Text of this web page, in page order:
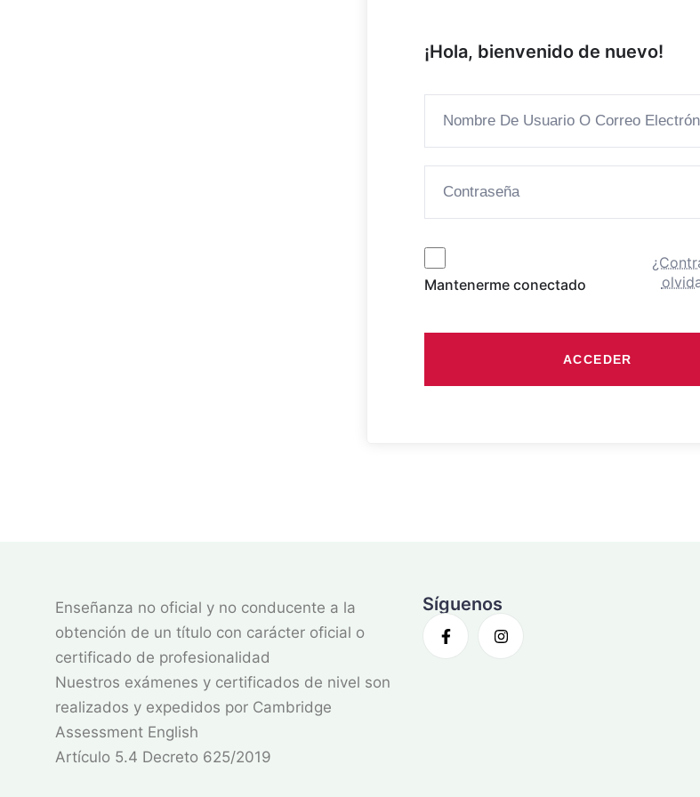
¡Hola, bienvenido de nuevo!
Mantenerme conectado
ACCEDER
Enseñanza no oficial y no conducente a la
obtención de un título con carácter oficial o
certificado de profesionalidad
Nuestros exámenes y certificados de nivel son
realizados y expedidos por Cambridge
Assessment English
Artículo 5.4 Decreto 625/2019
Síguenos